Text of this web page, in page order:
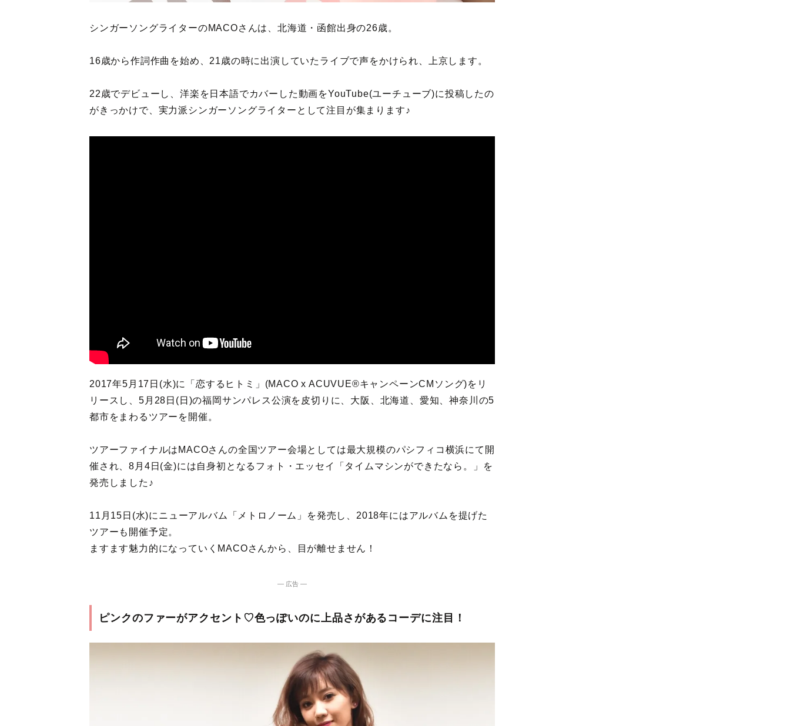
シンガーソングライターのMACOさんは、北海道・函館出身の26歳。
16歳から作詞作曲を始め、21歳の時に出演していたライブで声をかけられ、上京します。
22歳でデビューし、洋楽を日本語でカバーした動画をYouTube(ユーチューブ)に投稿したの
がきっかけで、実力派シンガーソングライターとして注目が集まります♪
2017年5月17日(水)に「恋するヒトミ」(MACO x ACUVUE®キャンペーンCMソング)をリ
リースし、5月28日(日)の福岡サンパレス公演を皮切りに、大阪、北海道、愛知、神奈川の5
都市をまわるツアーを開催。
ツアーファイナルはMACOさんの全国ツアー会場としては最大規模のパシフィコ横浜にて開
催され、8月4日(金)には自身初となるフォト・エッセイ「タイムマシンができたなら。」を
発売しました♪
11月15日(水)にニューアルバム「メトロノーム」を発売し、2018年にはアルバムを提げた
ツアーも開催予定。
ますます魅力的になっていくMACOさんから、目が離せません！
― 広告 ―
ピンクのファーがアクセント♡色っぽいのに上品さがあるコーデに注目！